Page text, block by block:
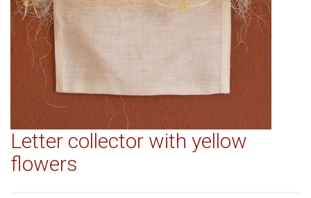
Letter collector with yellow
flowers